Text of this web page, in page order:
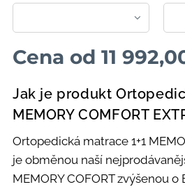
Cena od 11
Jak je produkt
MEMORY COMFORT
Ortopedická matrace 1+1
je obměnou naší
MEMORY COFORT zvýšenou o